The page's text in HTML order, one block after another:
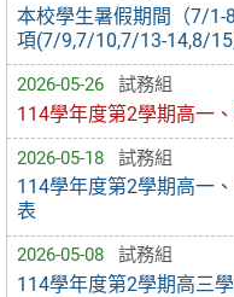
本校學生暑假期間（7/
項(7/9,7/10,7/13-14,8/
2026-05-26 試務組
114學年度第2學期高一
2026-05-18 試務組
114學年度第2學期高一
表
2026-05-08 試務組
114學年度第2學期高三